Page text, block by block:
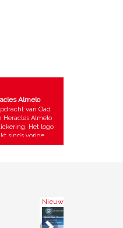
Almelo
van Oad
Heracles Almelo
Het logo
sinds vorige
van de Europa
vaak de vraag
exact wordt
eisen kunnen
Heracles Almelo
Poster Print Publi Nederland
PPP Nederland heeft in